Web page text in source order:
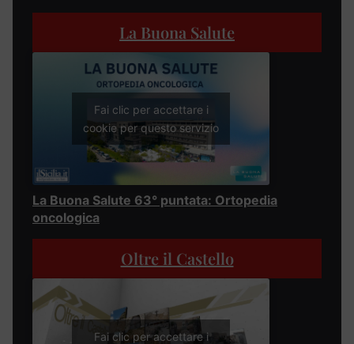
La Buona Salute
Fai clic per accettare i
cookie per questo servizio
La Buona Salute 63° puntata: Ortopedia
oncologica
Oltre il Castello
Fai clic per accettare i